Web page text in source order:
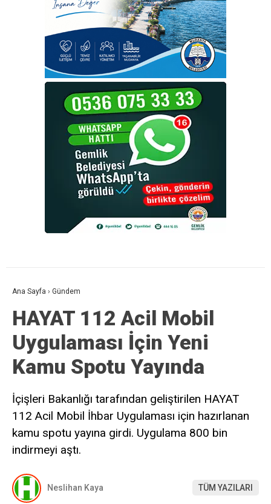
Ana Sayfa › Gündem
HAYAT 112 Acil Mobil
Uygulaması İçin Yeni
Kamu Spotu Yayında
İçişleri Bakanlığı tarafından geliştirilen HAYAT
112 Acil Mobil İhbar Uygulaması için hazırlanan
kamu spotu yayına girdi. Uygulama 800 bin
indirmeyi aştı.
Neslihan Kaya TÜM YAZILARI